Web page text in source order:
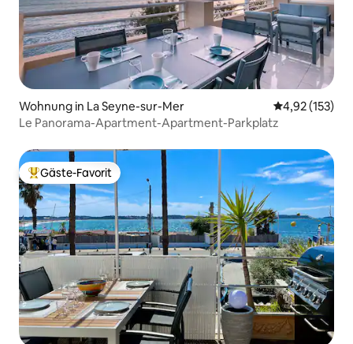
Wohnung in La Seyne-sur-Mer
4,92 (153)
Le Panorama-Apartment-Apartment-Parkplatz
Beliebter Gäste-Favorit.
Gäste-Favorit